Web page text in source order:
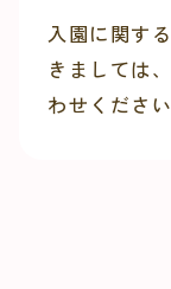
入園に関す
きましては
わせください